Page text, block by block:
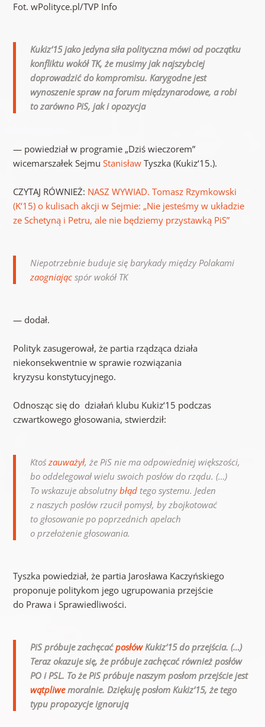
Fot. wPolityce.pl/TVP Info
Kukiz‘15 jako jedyna siła polityczna mówi od początku
konfliktu wokół TK, że musimy jak najszybciej
doprowadzić do kompromisu. Karygodne jest
wynoszenie spraw na forum międzynarodowe, a robi
to zarówno PiS, jak i opozycja
— powiedział w programie „Dziś wieczorem”
wicemarszałek Sejmu StanisławTyszka (Kukiz‘15.).
CZYTAJ RÓWNIEŻ: NASZ WYWIAD. Tomasz Rzymkowski
(K‘15) o kulisach akcji w Sejmie: „Nie jesteśmy w układzie
ze Schetyną i Petru, ale nie będziemy przystawką PiS”
Niepotrzebnie buduje się barykady między Polakami
zaogniającspór wokół TK
— dodał.
Polityk zasugerował, że partia rządząca działa
niekonsekwentnie w sprawie rozwiązania
kryzysu konstytucyjnego.
Odnosząc się do działań klubu Kukiz‘15 podczas
czwartkowego głosowania, stwierdził:
Ktośzauważył, że PiS nie ma odpowiedniej większości,
bo oddelegował wielu swoich posłów do rządu. (…)
To wskazuje absolutnybłądtego systemu. Jeden
z naszych posłów rzucił pomysł, by zbojkotować
to głosowanie po poprzednich apelach
o przełożenie głosowania.
Tyszka powiedział, że partia Jarosława Kaczyńskiego
proponuje politykom jego ugrupowania przejście
do Prawa i Sprawiedliwości.
PiS próbuje zachęcaćposłówKukiz‘15 do przejścia. (…)
Teraz okazuje się, że próbuje zachęcać również posłów
POiPSL. To że PiS próbuje naszym posłom przejście jest
wątpliwemoralnie. Dziękuję posłom Kukiz‘15, że tego
typu propozycje ignorują